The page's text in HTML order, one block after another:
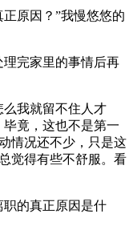
原因？”我慢悠悠的
完家里的事情后再
么我就留不住人才
竟，这也不是第一
情况还不少，只是这
觉得有些不舒服。看
职的真正原因是什